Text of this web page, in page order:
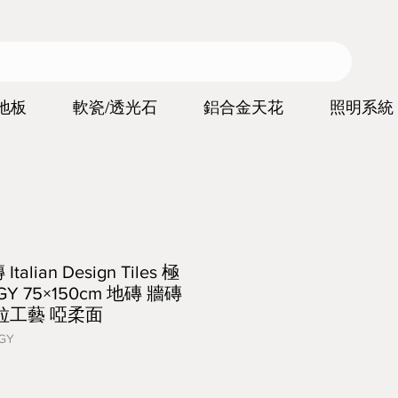
板 軟瓷/透光石 鋁合金天花 照明系統
Italian Design Tiles 極
75×150cm 地磚 牆磚
工藝 啞柔面